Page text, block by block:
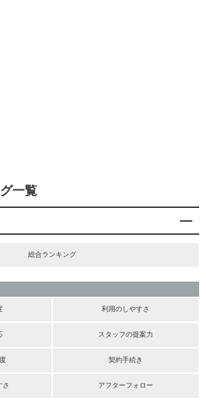
一覧
総合ランキング
利用のしやすさ
スタッフの提案力
契約手続き
さ アフターフォロー